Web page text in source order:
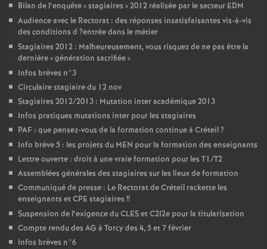
Bilan de l’enquête «stagiaires » 2012 réalisée par le secteur EDM
Audience avec le Rectorat : des réponses insatisfaisantes vis-à-vis
des conditions d ?entrée dans le métier
Stagiaires 2012 : Malheureusement, vous risquez de ne pas être la
dernière «génération sacrifiée»
Infos brèves n°3
Circulaire stagiaire du 12 nov
Stagiaires 2012/2013 : Mutation inter académique 2013
Infos pratiques mutations inter pour les stagiaires
PAF : que pensez-vous de la formation continue à Créteil?
Info brève 5 : les projets du MEN pour la formation des enseignants
Lettre ouverte : droit à une vraie formation pour les T1/T2
Assemblées générales des stagiaires sur les lieux de formation
Communiqué de presse : Le Rectorat de Créteil rackette les
enseignants etCPE stagiaires !!
Suspension de l’exigence duCLESet C2I2e pour la titularisation
Compte rendu des AG à Torcy des 4, 5 et 7 février
Infos brèves n°6